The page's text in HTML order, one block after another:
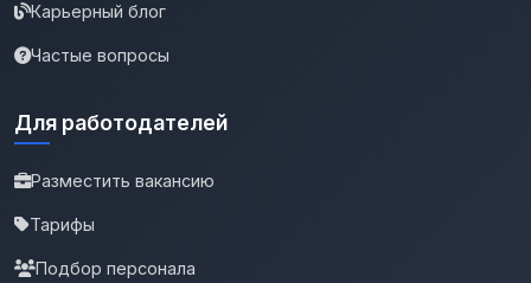
Карьерный блог
Частые вопросы
Для работодателей
Разместить вакансию
Тарифы
Подбор персонала